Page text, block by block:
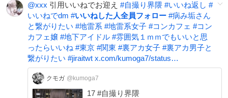
@xxx 引用いいねでお迎え #自撮り界隈 #いいね返し #
いいねでdm #いいねした人全員フォロー #病み垢さん
と繋がりたい #地雷系 #地雷系女子 #コンカフェ #コン
カフェ嬢 #地下アイドル #雰囲気１ｍｍでもいいと思
ったらいいね #東京 #関東 #裏アカ女子 #裏アカ男子と
繋がりたい #jiraitwt x.com/kumoga7/status…
クモガ @kumoga7
17 #自撮り界隈